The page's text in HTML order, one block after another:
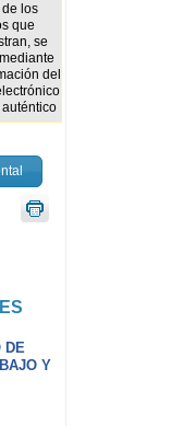
de los
que
se
del
auténtico
DE
Y